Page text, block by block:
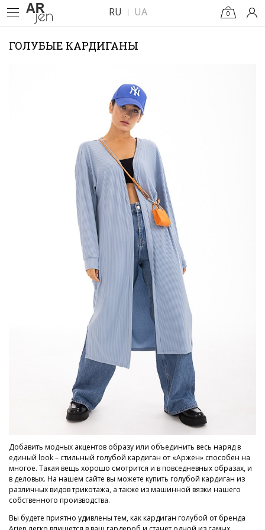
RU UA 0
ГОЛУБЫЕ КАРДИГАНЫ
Добавить модных акцентов образу или объединить весь наряд в
единый look – стильный голубой кардиган от «Аржен» способен на
многое. Такая вещь хорошо смотрится и в повседневных образах, и
в деловых. На нашем сайте вы можете купить голубой кардиган из
различных видов трикотажа, а также из машинной вязки нашего
собственного производства.
Вы будете приятно удивлены тем, как кардиган голубой от бренда